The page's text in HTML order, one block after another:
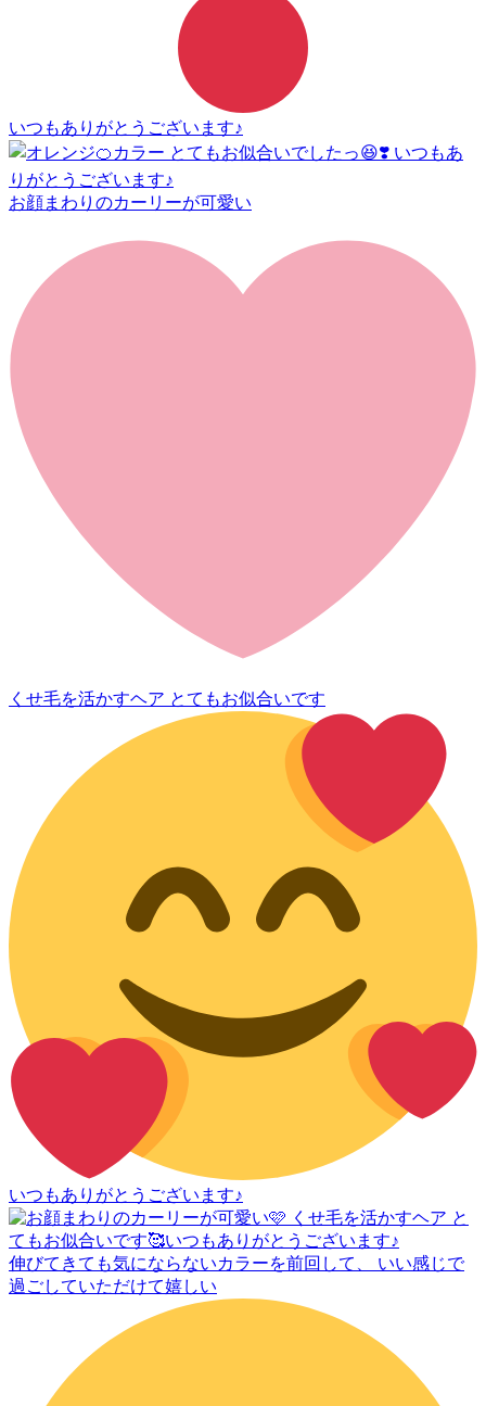
いつもありがとうございます♪
お顔まわりのカーリーが可愛い
くせ毛を活かすヘア とてもお似合いです
いつもありがとうございます♪
伸びてきても気にならないカラーを前回して、 いい感じで
過ごしていただけて嬉しい